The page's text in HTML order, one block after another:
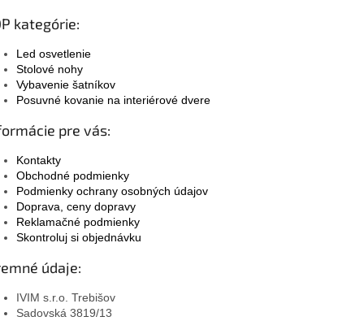
kategórie:
Led osvetlenie
Stolové nohy
Vybavenie šatníkov
Posuvné kovanie na interiérové dvere
pre vás:
Kontakty
Obchodné podmienky
Podmienky ochrany osobných údajov
Doprava, ceny dopravy
Reklamačné podmienky
Skontroluj si objednávku
údaje:
IVIM s.r.o. Trebišov
Sadovská 3819/13